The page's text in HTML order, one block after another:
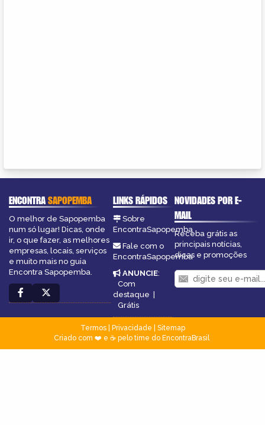
ENCONTRASAPOPEMBA
O melhor de Sapopemba
num só lugar! Dicas, onde
ir, o que fazer, as melhores
empresas, locais, serviços
e muito mais no guia
Encontra Sapopemba.
LINKS RÁPIDOS
Sobre
EncontraSapopemba
Fale com o
EncontraSapopemba
ANUNCIE:
Com
destaque |
Grátis
NOVIDADES POR E-
MAIL
Receba grátis as
principais notícias,
dicas e promoções
Termos| Privacidade
Sitemap
Criado com ❤️ e ☕ pelo time do EncontraBrasil